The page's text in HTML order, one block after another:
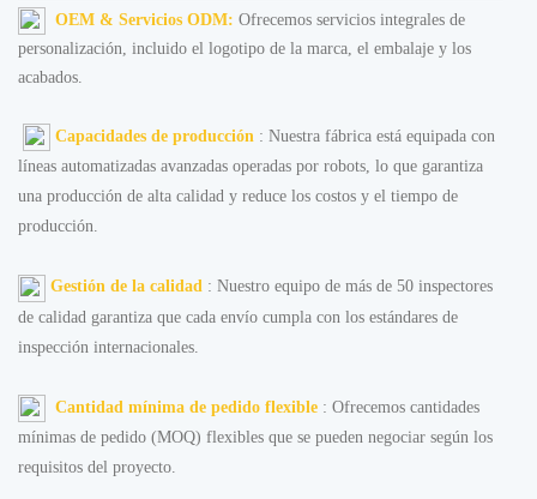
OEM & Servicios ODM: Ofrecemos servicios integrales de
personalización, incluido el logotipo de la marca, el embalaje y los
acabados.
Capacidades de producción : Nuestra fábrica está equipada con
líneas automatizadas avanzadas operadas por robots, lo que garantiza
una producción de alta calidad y reduce los costos y el tiempo de
producción.
Gestión de la calidad : Nuestro equipo de más de 50 inspectores
de calidad garantiza que cada envío cumpla con los estándares de
inspección internacionales.
Cantidad mínima de pedido flexible : Ofrecemos cantidades
mínimas de pedido (MOQ) flexibles que se pueden negociar según los
requisitos del proyecto.